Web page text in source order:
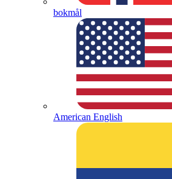
bokmål
American English